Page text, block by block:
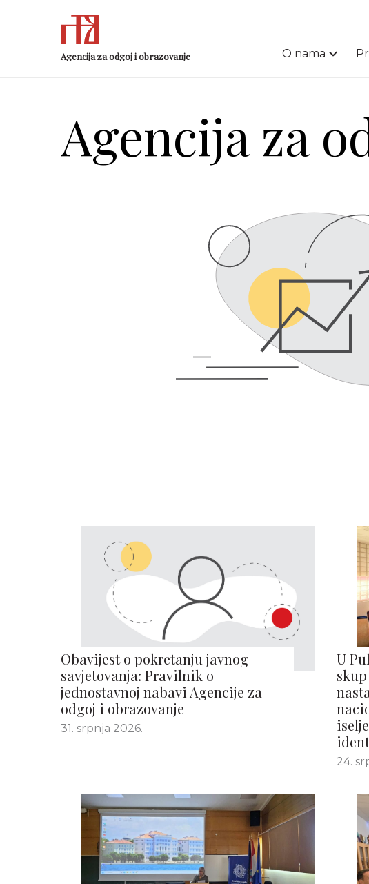
Agencija za odgoj i obrazovanje O nama
Agencija za
Obavijest o pokretanju javnog
savjetovanja: Pravilnik o
jednostavnoj nabavi Agencije za
odgoj i obrazovanje
31. srpnja 2026.
U
24.